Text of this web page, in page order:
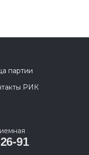
партии
РИК
91